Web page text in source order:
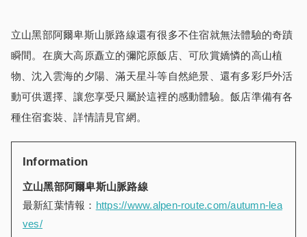
立山黑部阿爾卑斯山脈路線還有很多不住宿就無法體驗的奇蹟
瞬間。在廣大高原矗立的彌陀原飯店、可欣賞嬌憐的高山植
物、沈入雲海的夕陽、滿天星斗等自然絶景、還有多彩戶外活
動可供選擇、讓您享受只屬於這裡的感動體驗。飯店準備有各
種住宿套裝、詳情請見官網。
Information
立山黑部阿爾卑斯山脈路線
最新紅葉情報： https://www.alpen-route.com/autumn-lea
ves/